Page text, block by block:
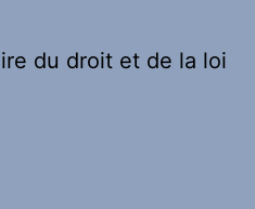
du droit et de la loi